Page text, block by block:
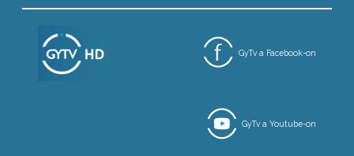
GyTv a Facebook-on
GyTv a Youtube-on